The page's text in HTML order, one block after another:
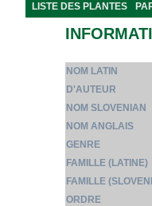
LISTE DES PLANTES
NOM LATIN
D'AUTEUR
NOM SLOVENIAN
NOM ANGLAIS
GENRE
FAMILLE (LATINE)
FAMILLE
ORDRE